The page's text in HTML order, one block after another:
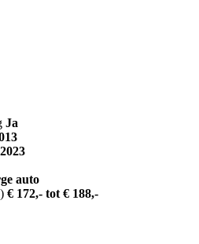
Ja
auto
€ 172,- tot € 188,-